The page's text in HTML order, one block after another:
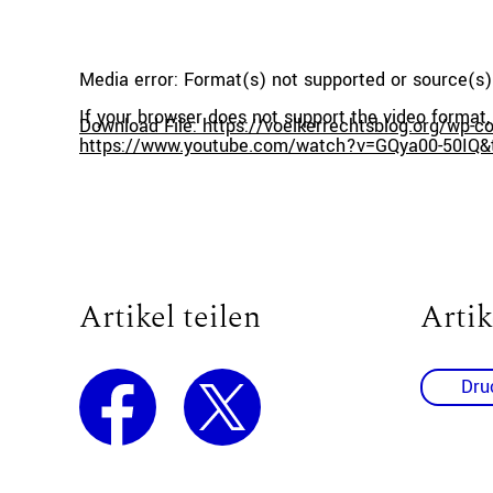
Media error: Format(s) not supported or
Download File: https://voelkerrechtsblog.org/wp-
If your browser does not support the video
https://www.youtube.com/watch?v=GQya00-
Artikel teilen